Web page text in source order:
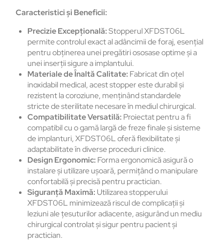
Caracteristici și Beneficii:
Precizie Excepțională:Stopperul XFDST06L
permite controlul exact al adâncimii de foraj, esențial
pentru obținerea unei pregătiri ososase optime și a
unei inserții sigure a implantului.
Materiale de Înaltă Calitate: Fabricat din oțel
inoxidabil medical, acest stopper este durabil și
rezistent la coroziune, menținând standardele
stricte de sterilitate necesare în mediul chirurgical.
Compatibilitate Versatilă: Proiectat pentru a fi
compatibil cu o gamă largă de freze finale și sisteme
de implanturi, XFDST06L oferă flexibilitate și
adaptabilitate în diverse proceduri clinice.
Design Ergonomic: Forma ergonomică asigură o
instalare și utilizare ușoară, permițând o manipulare
confortabilă și precisă pentru practician.
Siguranță Maximă: Utilizarea stopperului
XFDST06L minimizează riscul de complicații și
leziuni ale țesuturilor adiacente, asigurând un mediu
chirurgical controlat și sigur pentru pacient și
practician.